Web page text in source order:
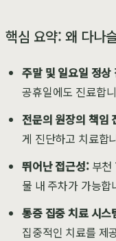
핵심 요약: 왜 다나
주말 및 일요일 정상
공휴일에도 진료합
전문의 원장의 책임
게 진단하고 치료합
뛰어난 접근성:부천
물 내 주차가 가능합
통증 집중 치료 시스
집중적인 치료를 제